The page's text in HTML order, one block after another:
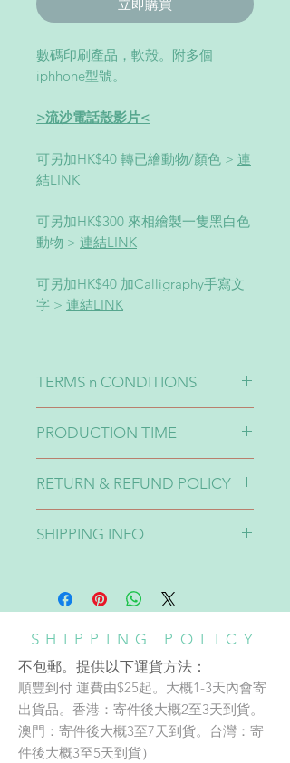
立即購買
數碼印刷產品，軟殼。附多個
iphhone型號。
>流沙電話殼影片<
可另加HK$40 轉已繪動物/顏色 > 連
結LINK
可另加HK$300 來相繪製一隻黑白色
動物 > 連結LINK
可另加HK$40 加Calligraphy手寫文
字 > 連結LINK
TERMS n CONDITIONS
請留意🙏🏽
2-不同貨品來自不同supplier所以製
作時同一個顏色的設計一定會出現
特定日子前收貨請先告知：）
PRODUCTION TIME
weeks.
製作時間大概2-4星期。
RETURN & REFUND POLICY
SHIPPING INFO
A: 順豐到付
運費由$30起。大概1-3天內會寄出貨
貨。澳門：寄件後大概3至7天到
貨。台灣：寄件後大概3至5天到
貨）
B: 852 express 黃色運輸 （只適用於
香港）
SHOP/WORKSHOP
Address:
SHIPPING POLICY
不包郵。提供以下運貨方法：
順豐到付 運費由$25起。大概1-3天內會寄
出貨品。香港：寄件後大概2至3天到貨。
澳門：寄件後大概3至7天到貨。台灣：寄
件後大概3至5天到貨）